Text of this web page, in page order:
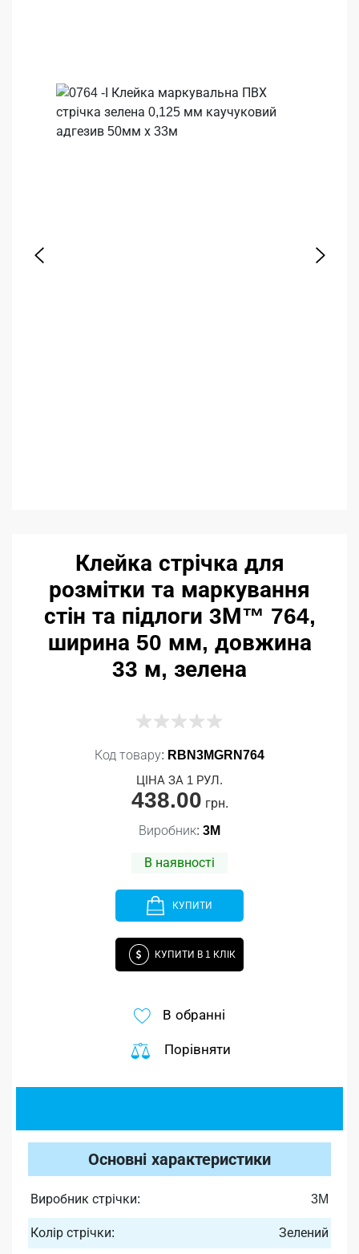
Клейка стрічка для
розмітки та маркування
стін та підлоги 3М™ 764,
ширина 50 мм, довжина
33 м, зелена
Код товару: RBN3MGRN764
ЦІНА ЗА 1 РУЛ.
438.00 грн.
Виробник: 3M
В наявності
КУПИТИ
КУПИТИ В 1 КЛІК
В обранні
Порівняти
Основні характеристики
Виробник стрічки: 3M
Колір стрічки: Зелений